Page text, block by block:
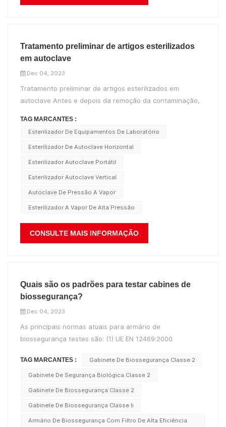
Tratamento preliminar de artigos esterilizados
em autoclave
Dec 04, 2023
Tratamento preliminar de artigos esterilizados em
autoclave Antes e depois da remoção da contaminação,
evitar infecções cruzadas; Instrumentos médicos, lençóis,
roupas, etc. que tenham...
TAG MARCANTES :
Esterilizador De Equipamentos De Laboratório
Esterilizador De Autoclave Horizontal
Esterilizador Autoclave Portátil
Esterilizador Autoclave Vertical
Autoclave De Pressão A Vapor
Esterilizador A Vapor De Alta Pressão
CONSULTE MAIS INFORMAÇÃO
Quais são os padrões para testar cabines de
biossegurança?
Dec 04, 2023
As principais normas atuais para armário de
biossegurança testes são: (1) UE EN 12469:2000
de segurança microbiológica》 (2) NSF/ANSI 49-2002
《Armários de Biossegurança Classe II (Fluxo
Laminar)》 (3) Padrão da indústria de con...
TAG MARCANTES : Gabinete De Biossegurança Classe 2
Gabinete De Segurança Biológica Classe 2
Gabinete De Biossegurança Classe 2
Gabinete De Biossegurança Classe Ii
Armário De Biossegurança Com Filtro De Alta Eficiência